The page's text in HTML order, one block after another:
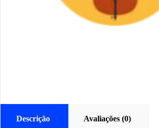
Descrição Avaliações (0)